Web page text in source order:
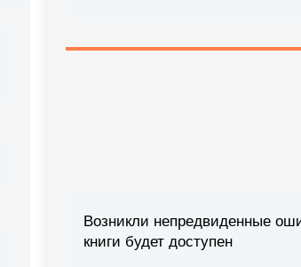
Возникли непредвиденные
книги будет доступен